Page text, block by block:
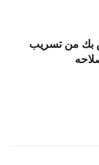
بك من تسريب